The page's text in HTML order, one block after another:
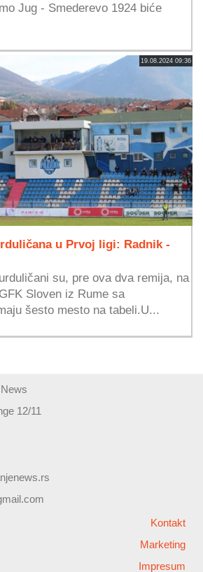
Jug - Smederevo 1924 biće
19.08.2024 09:36
u Prvoj ligi: Radnik -
su, pre ova dva remija, na
Sloven iz Rume sa
šesto mesto na tabeli.U...
12/11
Kontakt
Marketing
Impresum